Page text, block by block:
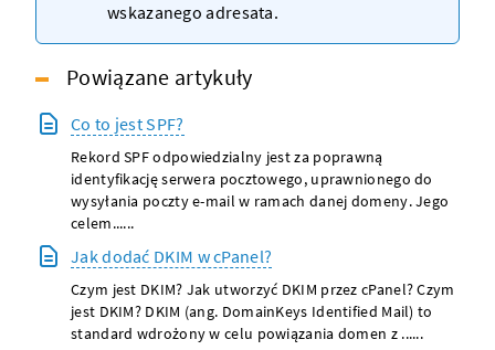
wskazanego adresata.
Powiązane artykuły
Co to jest SPF?
Rekord SPF odpowiedzialny jest za poprawną
identyfikację serwera pocztowego, uprawnionego do
wysyłania poczty e-mail w ramach danej domeny. Jego
celem......
Jak dodać DKIM w cPanel?
Czym jest DKIM? Jak utworzyć DKIM przez cPanel? Czym
jest DKIM? DKIM (ang. DomainKeys Identified Mail) to
standard wdrożony w celu powiązania domen z ......